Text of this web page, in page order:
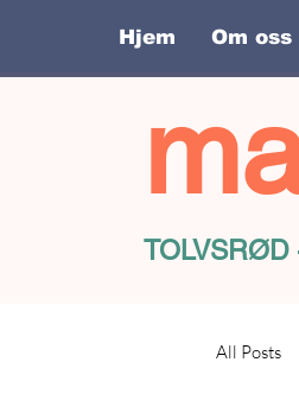
Hjem Om oss
TOLVSRØD
All Posts